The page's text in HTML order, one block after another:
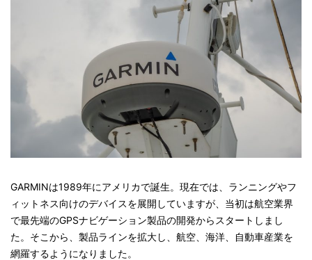
GARMINは1989年にアメリカで誕生。現在では、ランニングやフ
ィットネス向けのデバイスを展開していますが、当初は航空業界
で最先端のGPSナビゲーション製品の開発からスタートしまし
た。そこから、製品ラインを拡大し、航空、海洋、自動車産業を
網羅するようになりました。